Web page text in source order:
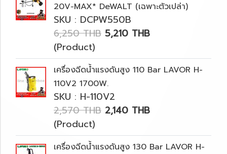
20V-MAX* DeWALT (เฉพาะตัวเปล่า)
SKU : DCPW550B
6,250 THB 5,210 THB
(Product)
เครื่องฉีดน้ำแรงดันสูง 110 Bar LAVOR H-
110V2 1700W.
SKU : H-110V2
2,570 THB 2,140 THB
(Product)
เครื่องฉีดน้ำแรงดันสูง 130 Bar LAVOR H-